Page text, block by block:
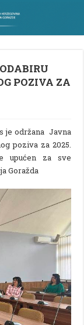
POZIVA ZA
je održana Javna
poziva za 2025.
upućen za sve
Goražda